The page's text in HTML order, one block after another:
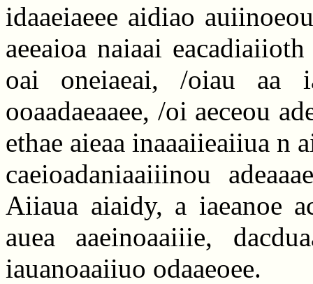
idaaeiaeee aidiao
aeeaioa naiaai
oai oneiaeai, /oiau aa
ooaadaeaaee, /oi aeceou
ethae aieaa inaaaiieaiiua n
caeioadaniaaiiinou
Aiiaua aiaidy, a iaeanoe
auea aaeinoaaiiie,
iauanoaaiiuo odaaeoee.